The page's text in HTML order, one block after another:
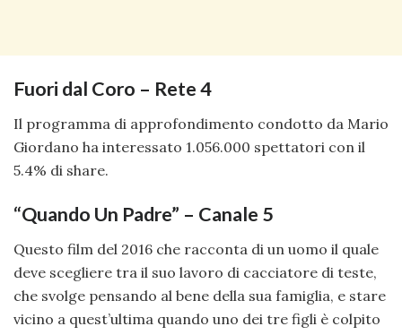
Fuori dal Coro – Rete 4
Il programma di approfondimento condotto da Mario
Giordano ha interessato 1.056.000 spettatori con il
5.4% di share.
“Quando Un Padre” – Canale 5
Questo film del 2016 che racconta di un uomo il quale
deve scegliere tra il suo lavoro di cacciatore di teste,
che svolge pensando al bene della sua famiglia, e stare
vicino a quest’ultima quando uno dei tre figli è colpito